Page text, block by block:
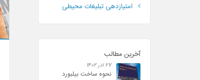
امتیازدهی تبلیغات محیطی
آخرین مطالب
27 آذر 1402
نحوه ساخت بیلبورد